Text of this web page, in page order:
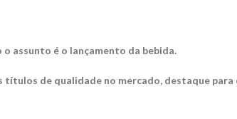
assunto é o lançamento da bebida.
de qualidade no mercado, destaque para